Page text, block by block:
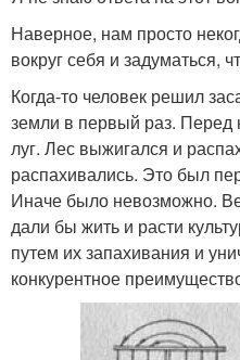
Наверное, нам просто
вокруг себя и задуматься,
Когда-то человек решил
земли в первый раз. Перед
луг. Лес выжигался и
распахивались. Это был
Иначе было невозможно.
дали бы жить и расти
путем их запахивания и
конкурентное